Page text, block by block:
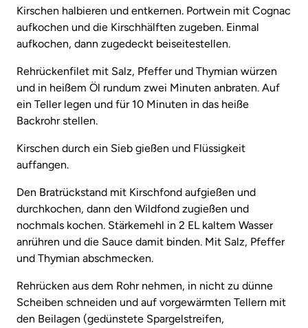
Kirschen halbieren und entkernen. Portwein mit Cognac
aufkochen und die Kirschhälften zugeben. Einmal
aufkochen, dann zugedeckt beiseitestellen.
Rehrückenfilet mit Salz, Pfeffer und Thymian würzen
und in heißem Öl rundum zwei Minuten anbraten. Auf
ein Teller legen und für 10 Minuten in das heiße
Backrohr stellen.
Kirschen durch ein Sieb gießen und Flüssigkeit
auffangen.
Den Bratrückstand mit Kirschfond aufgießen und
durchkochen, dann den Wildfond zugießen und
nochmals kochen. Stärkemehl in 2 EL kaltem Wasser
anrühren und die Sauce damit binden. Mit Salz, Pfeffer
und Thymian abschmecken.
Rehrücken aus dem Rohr nehmen, in nicht zu dünne
Scheiben schneiden und auf vorgewärmten Tellern mit
den Beilagen (gedünstete Spargelstreifen,